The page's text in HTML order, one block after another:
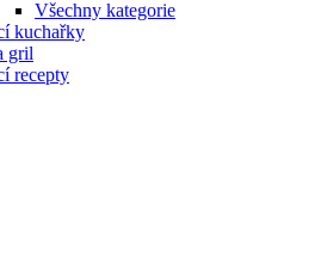
Všechny kategorie
kuchařky
gril
recepty